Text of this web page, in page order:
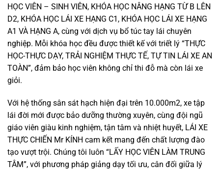
HỌC VIÊN – SINH VIÊN, KHÓA HỌC NÂNG HẠNG TỪ B LÊN
D2, KHÓA HỌC LÁI XE HẠNG C1, KHÓA HỌC LÁI XE HẠNG
A1 VÀ HẠNG A, cùng với dịch vụ bổ túc tay lái chuyên
nghiệp. Mỗi khóa học đều được thiết kế với triết lý “THỰC
HỌC-THỰC DẠY, TRẢI NGHIỆM THỰC TẾ, TỰ TIN LÁI XE AN
TOÀN”, đảm bảo học viên không chỉ thi đỗ mà còn lái xe
giỏi.
Với hệ thống sân sát hạch hiện đại trên 10.000m2, xe tập
lái đời mới được bảo dưỡng thường xuyên, cùng đội ngũ
giáo viên giàu kinh nghiệm, tận tâm và nhiệt huyết, LÁI XE
THỰC CHIẾN Mr KÍNH cam kết mang đến chất lượng đào
tạo vượt trội. Chúng tôi luôn “LẤY HỌC VIÊN LÀM TRUNG
TÂM”, với phương pháp giảng dạy tối ưu, cân đối giữa lý